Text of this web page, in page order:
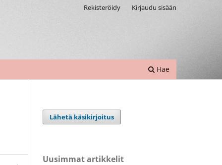
Hae
Rekisteröidy Kirjaudu sisään
Lähetä käsikirjoitus
Uusimmat artikkelit